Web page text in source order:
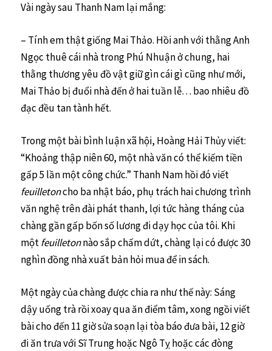
Vài ngày sau Thanh Nam lại mắng:
– Tính em thật giống Mai Thảo. Hồi anh với thằng Anh
Ngọc thuê cái nhà trong Phú Nhuận ở chung, hai
thằng thương yêu đồ vật giữ gìn cái gì cũng như mới,
Mai Thảo bị đuổi nhà đến ở hai tuần lễ… bao nhiêu đồ
đạc đều tan tành hết.
Trong một bài bình luận xã hội, Hoàng Hải Thủy viết:
“Khoảng thập niên 60, một nhà văn có thể kiếm tiền
gấp 5 lần một công chức.” Thanh Nam hồi đó viết
feuilletoncho ba nhật báo, phụ trách hai chương trình
văn nghệ trên đài phát thanh, lợi tức hàng tháng của
chàng gần gấp bốn số lương đi dạy học của tôi. Khi
mộtfeuilletonnào sắp chấm dứt, chàng lại có được 30
nghìn đồng nhà xuất bản hỏi mua để in sách.
Một ngày của chàng được chia ra như thế này: Sáng
dậy uống trà rồi xoay qua ăn điểm tâm, xong ngồi viết
bài cho đến 11 giờ sửa soạn lại tòa báo đưa bài, 12 giờ
đi ăn trưa với Sĩ Trung hoặc Ngô Tỵ hoặc các đòng